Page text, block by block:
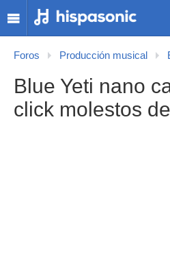
Foros Producción musical
Blue Yeti nano
click molestos